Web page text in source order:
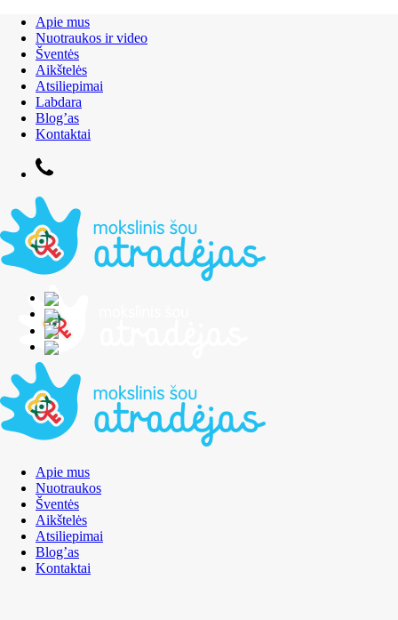
Apie mus
Nuotraukos ir video
Šventės
Aikštelės
Atsiliepimai
Labdara
Blog’as
Kontaktai
Apie mus
Nuotraukos
Šventės
Aikštelės
Atsiliepimai
Blog’as
Kontaktai